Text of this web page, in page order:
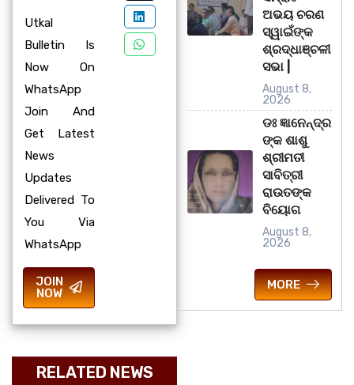
Utkal
Bulletin Is
Now On
WhatsApp
Join And
Get Latest
News
Updates
Delivered To
You Via
WhatsApp
JOIN
NOW
RELATED NEWS
ଅଭୟ ଚରଣ
ସ୍ୱାଇଁଙ୍କ
ଶ୍ରଦ୍ଧାଞ୍ଚଳୀ
ସଭା |
August 8,
2026
ଡଃ ଜ୍ଞାନେନ୍ଦ୍ର
ଙ୍କ ଶାଶୁ
ଶ୍ରୀମତୀ
ସାବିତ୍ରୀ
ରାଉତଙ୍କ
ବିୟୋଗ
August 8,
2026
MORE